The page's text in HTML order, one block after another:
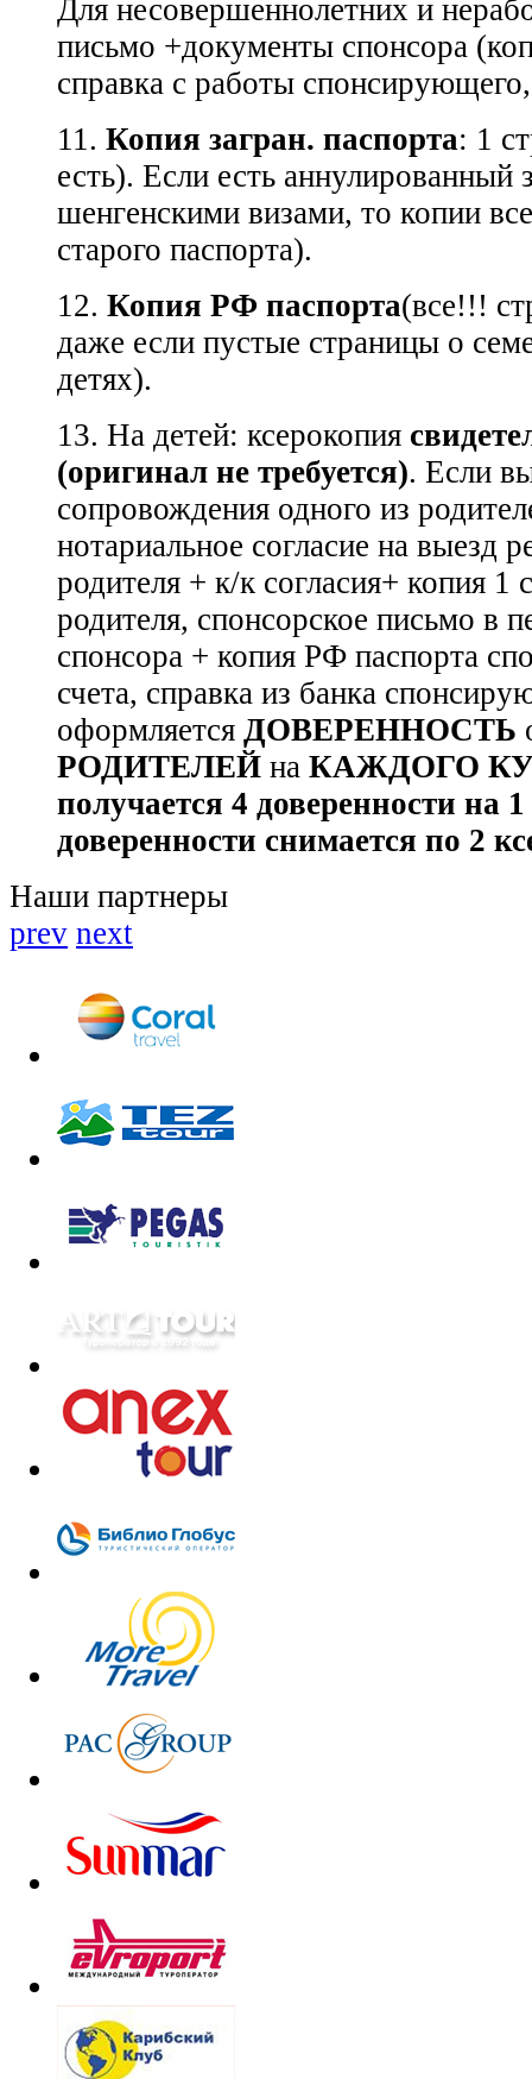
Для несовершеннолетних и
письмо +документы спонсора
справка с работы
11. Копия загран. паспорта: 1
есть). Если есть аннулированный
шенгенскими визами, то копии
старого паспорта).
12. Копия РФ паспорта(все!!!
даже если пустые страницы о
детях).
13. На детей: ксерокопия
(оригинал не требуется). Если
сопровождения одного из
нотариальное согласие на выезд
родителя + к/к согласия+ копия 1
родителя, спонсорское письмо в
спонсора + копия РФ паспорта
счета, справка из банка
оформляется ДОВЕРЕННОСТЬ
РОДИТЕЛЕЙ на КАЖДОГО
получается 4 доверенности на
доверенности снимается по 2
Наши партнеры
prev next